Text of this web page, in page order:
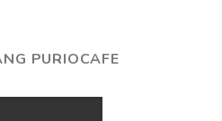
PURIOCAFE